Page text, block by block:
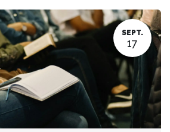
SEPT.
17